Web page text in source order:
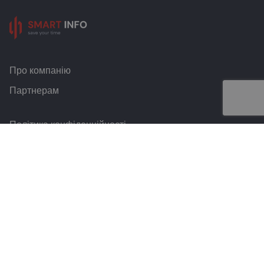
Про компанію
Партнерам
Політика конфіденційності